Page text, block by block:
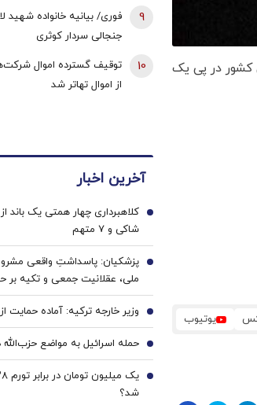
کشور در پی یک
یوتیوب
فوری/ بیانیه خانواده شهید
جنجالی سردار کوثری
9
از اموال تهاتر شد
10
آخرین اخبار
شاکی و ۷ متهم
1
پزشکیان: پاسداشتِ واقعی
ملی، عقلانیت جمعی و تکیه بر
2
وزیر خارجه ترکیه: آماده حمایت 3
حمله اسرائیل به مواضع 4
شد؟
5